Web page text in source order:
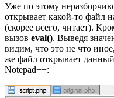
Уже по этому
открывает какой-то файл
(скорее всего, читает).
вызов eval(). Выведя
видим, что это не что
же файл открывает
Notepad++: